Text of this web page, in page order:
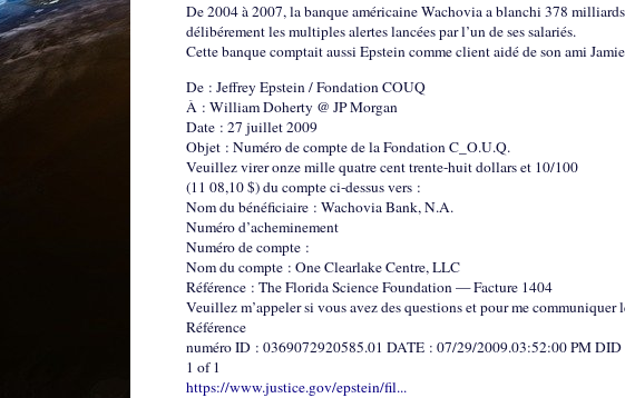
De 2004 à 2007, la banque américaine Wachovia a blanchi 378
délibérement les multiples alertes lancées par l’un de ses salariés.
Cette banque comptait aussi Epstein comme client aidé de son ami
De : Jeffrey Epstein / Fondation COUQ
À : William Doherty @ JP Morgan
Date : 27 juillet 2009
Objet : Numéro de compte de la Fondation C_O.U.Q.
Veuillez virer onze mille quatre cent trente-huit dollars et 10/100
(11 08,10 $) du compte ci-dessus vers :
Nom du bénéficiaire : Wachovia Bank, N.A.
Numéro d’acheminement
Numéro de compte :
Nom du compte : One Clearlake Centre, LLC
Référence : The Florida Science Foundation — Facture 1404
Veuillez m’appeler si vous avez des questions et pour me communiquer
Référence
numéro ID : 0369072920585.01 DATE : 07/29/2009.03:52:00 PM
1 of 1
https://www.justice.gov/epstein/fil...